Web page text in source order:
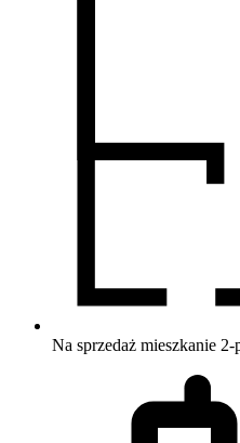
Na sprzedaż mieszkanie